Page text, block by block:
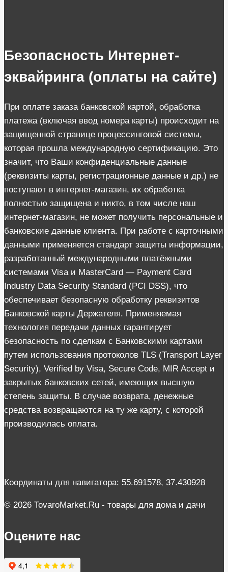
Безопасность Интернет-
эквайринга (оплаты на сайте)
При оплате заказа банковской картой, обработка
платежа (включая ввод номера карты) происходит на
защищенной странице процессинговой системы,
которая прошла международную сертификацию. Это
значит, что Ваши конфиденциальные данные
(реквизиты карты, регистрационные данные и др.) не
поступают в интернет-магазин, их обработка
полностью защищена и никто, в том числе наш
интернет-магазин, не может получить персональные и
банковские данные клиента. При работе с карточными
данными применяется стандарт защиты информации,
разработанный международными платёжными
системами Visa и MasterCard — Payment Card
Industry Data Security Standard (PCI DSS), что
обеспечивает безопасную обработку реквизитов
Банковской карты Держателя. Применяемая
технология передачи данных гарантирует
безопасность по сделкам с Банковскими картами
путем использования протоколов TLS (Transport Layer
Security), Verified by Visa, Secure Code, MIR Accept и
закрытых банковских сетей, имеющих высшую
степень защиты. В случае возврата, денежные
средства возвращаются на ту же карту, с которой
производилась оплата.
Координаты для навигатора: 55.691578, 37.430928
© 2026 TovaroMarket.Ru - товары для дома и дачи
Оцените нас